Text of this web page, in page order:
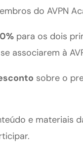
do AVPN
para os dois
associarem à
sobre o
e materiais